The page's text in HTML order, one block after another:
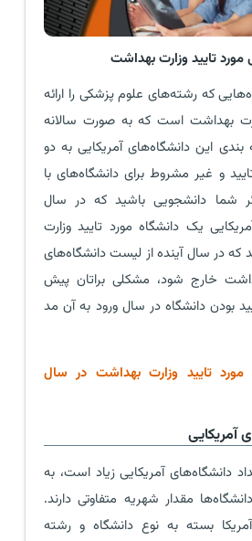
تایید وزارتبهداشت
که رشته‌های علوم پزشکی را ارائه
بهداشت است که به صورت سالانه
این دانشگاه‌های آمریکایی به دو
و غیر مشروط برای دانشگاه‌های با
شما دانشجویی باشید که در سال
یک دانشگاه مورد تایید وزارت
که در سال آینده از لیست دانشگاه‌های
خارج شود، مشکلی براتان پیش
بودن دانشگاه در سال ورود به آن مد
تایید وزارت بهداشت در سال
آمریکایی
دانشگاه‌های آمریکایی زیاد است، به
مقدار شهریه متفاوتی دارند.
بسته به نوع دانشگاه و رشته